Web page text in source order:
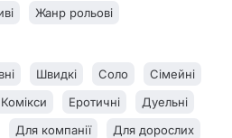
Жанр рольові
прості правила
Жанр пригоди
Жанр один проти всіх
удачу
Жанр на спритність
Швидкі Соло
Сімейні
Комікси Еротичні
Дуельні
Для компанії
Для дорослих